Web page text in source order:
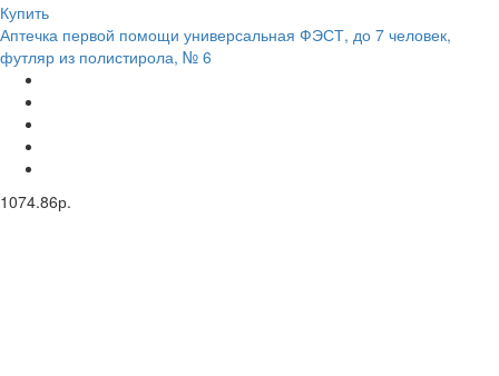
Купить
Аптечка первой помощи универсальная ФЭСТ, до 7 человек,
футляр из полистирола, № 6
1074.86р.